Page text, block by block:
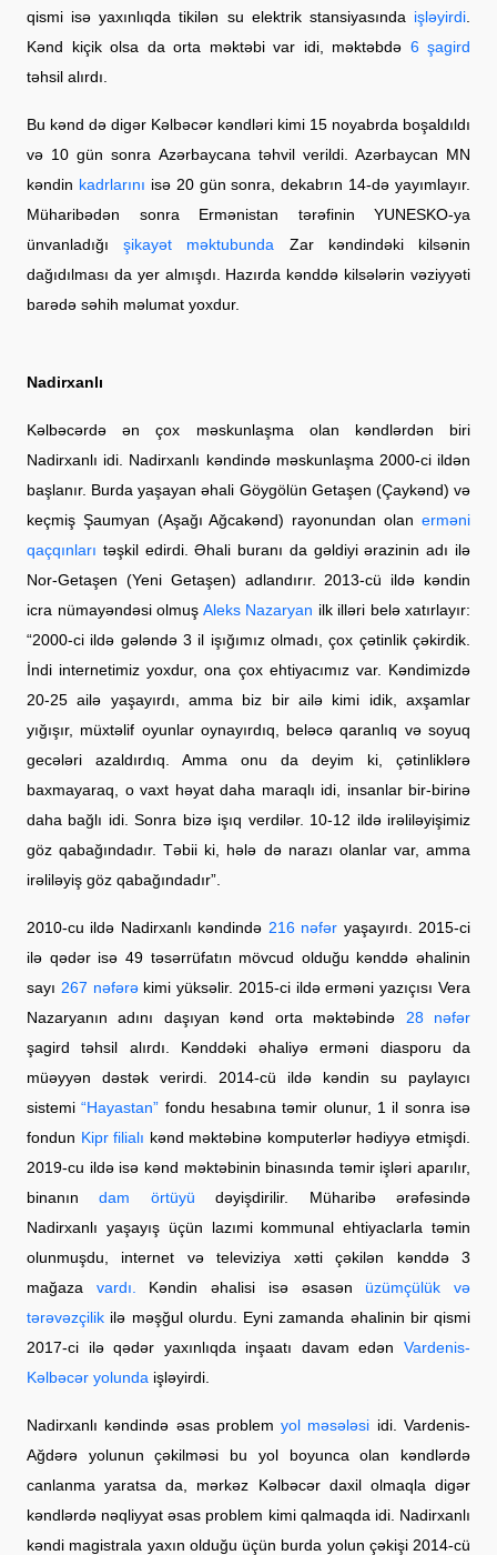
qismi isə yaxınlıqda tikilən su elektrik stansiyasında işləyirdi
Kənd kiçik olsa da orta məktəbi var idi, məktəbdə 6 şagird
təhsil alırdı.
Bu kənd də digər Kəlbəcər kəndləri kimi 15 noyabrda boşaldıldı
və 10 gün sonra Azərbaycana təhvil verildi. Azərbaycan MN
kəndin kadrlarını isə 20 gün sonra, dekabrın 14-də yayımlayır.
Müharibədən sonra Ermənistan tərəfinin YUNESKO-ya
ünvanladığışikayət məktubunda Zar kəndindəki kilsənin
dağıdılması da yer almışdı. Hazırda kənddə kilsələrin vəziyyəti
barədə səhih məlumat yoxdur.
Nadirxanlı
Kəlbəcərdə ən çox məskunlaşma olan kəndlərdən biri
Nadirxanlı idi. Nadirxanlı kəndində məskunlaşma 2000-ci ildən
başlanır. Burda yaşayan əhali Göygölün Getaşen (Çaykənd) və
keçmiş Şaumyan (Aşağı Ağcakənd) rayonundan olan erməni
qaçqınları təşkil edirdi. Əhali buranı da gəldiyi ərazinin adı ilə
Nor-Getaşen (Yeni Getaşen) adlandırır. 2013-cü ildə kəndin
icra nümayəndəsi olmuş Aleks Nazaryan ilk illəri belə xatırlayır:
“2000-ci ildə gələndə 3 il işığımız olmadı, çox çətinlik çəkirdik.
İndi internetimiz yoxdur, ona çox ehtiyacımız var. Kəndimizdə
20-25 ailə yaşayırdı, amma biz bir ailə kimi idik, axşamlar
yığışır, müxtəlif oyunlar oynayırdıq, beləcə qaranlıq və soyuq
gecələri azaldırdıq. Amma onu da deyim ki, çətinliklərə
baxmayaraq, o vaxt həyat daha maraqlı idi, insanlar bir-birinə
daha bağlı idi. Sonra bizə işıq verdilər. 10-12 ildə irəliləyişimiz
göz qabağındadır. Təbii ki, hələ də narazı olanlar var, amma
irəliləyiş göz qabağındadır”.
2010-cu ildə Nadirxanlı kəndində 216 nəfər yaşayırdı. 2015-ci
ilə qədər isə 49 təsərrüfatın mövcud olduğu kənddə əhalinin
sayı 267 nəfərəkimi yüksəlir. 2015-ci ildə erməni yazıçısı Vera
Nazaryanın adını daşıyan kənd orta məktəbində 28 nəfər
şagird təhsil alırdı. Kənddəki əhaliyə erməni diasporu da
müəyyən dəstək verirdi. 2014-cü ildə kəndin su paylayıcı
sistemi“Hayastan” fondu hesabına təmir olunur, 1 il sonra isə
fondun Kipr filialı kənd məktəbinə komputerlər hədiyyə etmişdi.
2019-cu ildə isə kənd məktəbinin binasında təmir işləri aparılır,
binanındam örtüyü dəyişdirilir. Müharibə ərəfəsində
Nadirxanlı yaşayış üçün lazımi kommunal ehtiyaclarla təmin
olunmuşdu, internet və televiziya xətti çəkilən kənddə 3
mağaza vardı. Kəndin əhalisi isə əsasən üzümçülük və
tərəvəzçilik ilə məşğul olurdu. Eyni zamanda əhalinin bir qismi
2017-ci ilə qədər yaxınlıqda inşaatı davam edən Vardenis-
Kəlbəcər yolunda işləyirdi.
Nadirxanlı kəndində əsas problemyol məsələsi idi. Vardenis-
Ağdərə yolunun çəkilməsi bu yol boyunca olan kəndlərdə
canlanma yaratsa da, mərkəz Kəlbəcər daxil olmaqla digər
kəndlərdə nəqliyyat əsas problem kimi qalmaqda idi. Nadirxanlı
kəndi magistrala yaxın olduğu üçün burda yolun çəkişi 2014-cü